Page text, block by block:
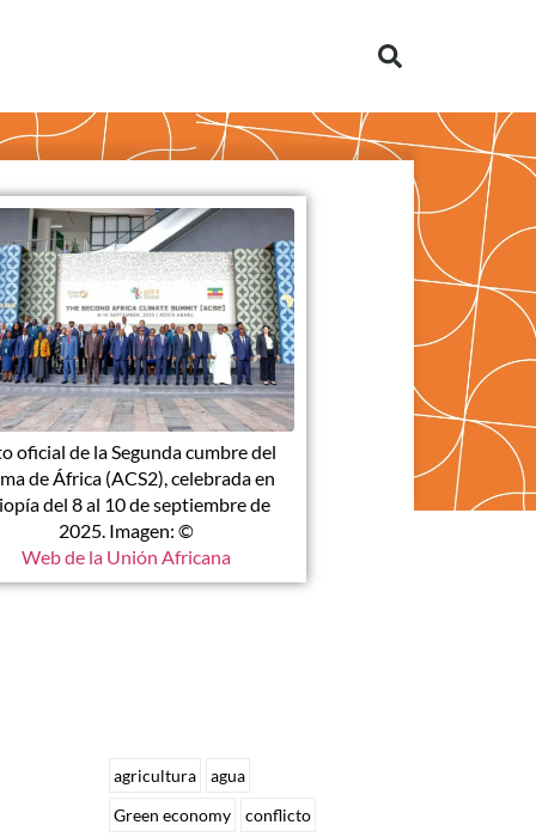
oficial de la Segunda cumbre del
de África (ACS2), celebrada en
del 8 al 10 de septiembre de
2025. Imagen: ©
Web de la Unión Africana
agricultura
agua
Green economy
conflicto